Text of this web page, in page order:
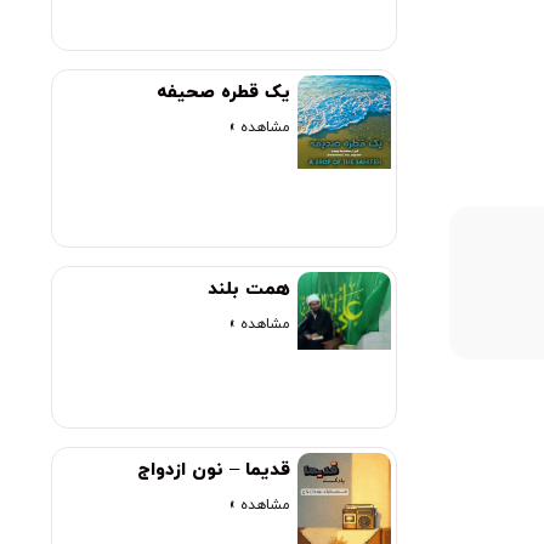
یک قطره صحیفه
مشاهده »
همت بلند
مشاهده »
قدیما – نون ازدواج
مشاهده »